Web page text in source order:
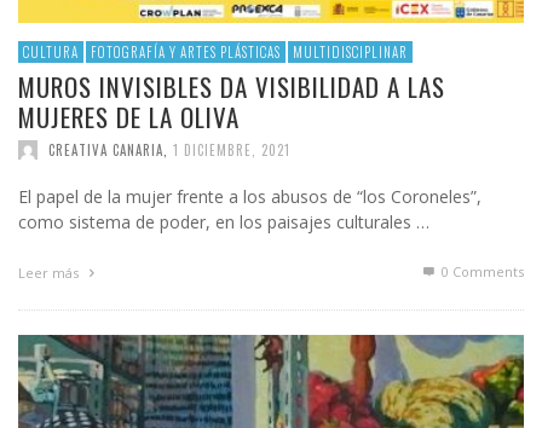
CULTURA FOTOGRAFÍA Y ARTES PLÁSTICAS MULTIDISCIPLINAR
MUROS INVISIBLES DA VISIBILIDAD A LAS
MUJERES DE LA OLIVA
CREATIVA CANARIA 1 DICIEMBRE, 2021
El papel de la mujer frente a los abusos de “los Coroneles”,
como sistema de poder, en los paisajes culturales …
Leer más 0 Comments